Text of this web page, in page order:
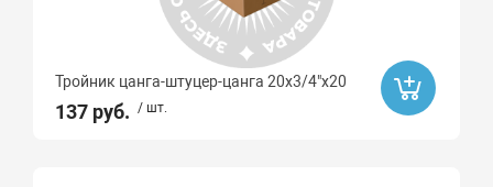
Тройник цанга-штуцер-цанга 20х3/4"x20
137 руб. / шт.